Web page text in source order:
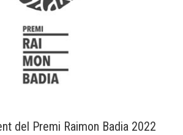
del Premi Raimon Badia 2022